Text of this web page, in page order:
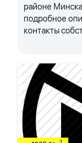
районе
подробное
контакты